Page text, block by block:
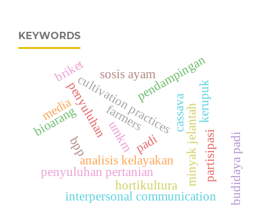
KEYWORDS
cassava
cultivation practices
farmers
pendampingan
penyuluhan minyak jelantah
umkm
analisis kelayakan
kerupuk
partisipasi
penyuluhan pertanian
sosis ayam
briket
bioarang
interpersonal communication
media
hortikultura
bpp padi budidaya padi